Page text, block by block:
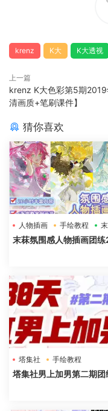
krenz K大 K大透视
上一篇
krenz K大色彩第5期2019
清画质+笔刷课件】
猜你喜欢
人物插画 手绘教程
末菻氛围感人物插画团
塔集社 手绘教程
塔集社男上加男第二期